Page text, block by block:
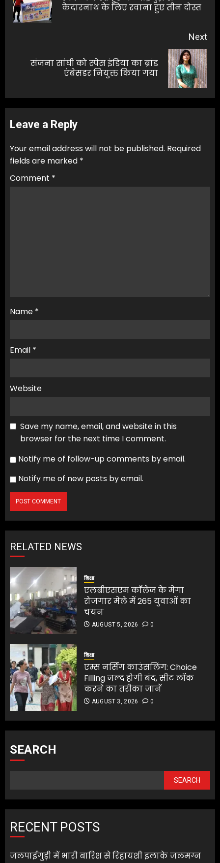
केदारनाथ के लिए रवाना हुए तीन दोस्त
Next
Nextसंजना सांघी को स्पेस इंडिया का ब्रांड
एंबेसडर नियुक्त किया गया
Leave a Reply
Your email address will not be published. Required
fields are marked *
Comment *
Name *
Email *
Website
Save my name, email, and website in this
browser for the next time I comment.
Notify me of follow-up comments by email.
Notify me of new posts by email.
RELATED NEWS
शिक्षा
एलबीएसएम कॉलेज के मेगा
रोजगार मेले में 265 युवाओं का
चयन
AUGUST 5, 2026 0
शिक्षा
एम्स नर्सिंग काउंसलिंग: Choice
Filling जल्द होगी बंद, सीट लॉक
करने का तरीका जानें
AUGUST 3, 2026 0
SEARCH
SEARCH
RECENT POSTS
जलपाईगुड़ी में भारी बारिश से रिहायशी इलाके जलमग्न